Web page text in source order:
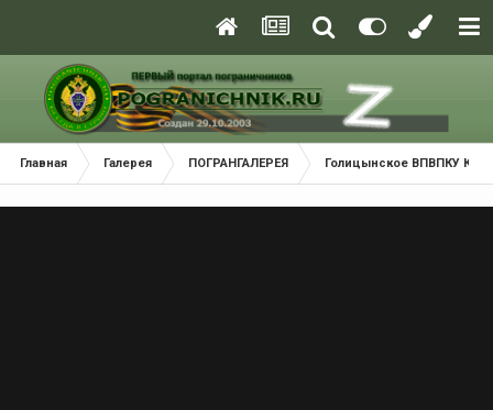
Главная Галерея ПОГРАНГАЛЕРЕЯ Голицынское ВПВПКУ